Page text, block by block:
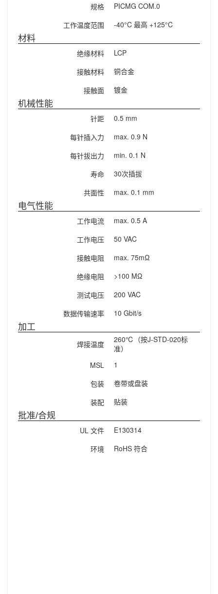
规格
PICMG COM.0
工作温度范围
-40°C 最高 +125°C
材料
绝缘材料
LCP
接触材料
铜合金
接触面
镀金
机械性能
针距
0.5 mm
每针插入力
max. 0.9 N
每针拔出力
min. 0.1 N
寿命
30次插拔
共面性
max. 0.1 mm
电气性能
工作电流
max. 0.5 A
工作电压
50 VAC
接触电阻
max. 75mΩ
绝缘电阻
>100 MΩ
测试电压
200 VAC
数据传输速率
10 Gbit/s
加工
焊接温度
260℃（按J-STD-020标
准）
MSL
1
包装
卷带或盘装
装配
贴装
批准/合规
UL 文件
E130314
环境
RoHS 符合